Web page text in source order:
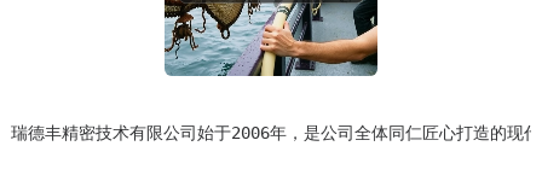
瑞德丰精密技术有限公司始于2006年，是公司全体同仁匠心打造的现